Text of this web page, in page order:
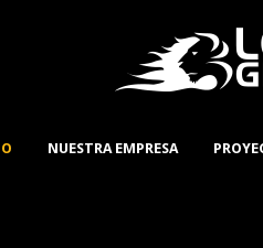
NUESTRA EMPRESA